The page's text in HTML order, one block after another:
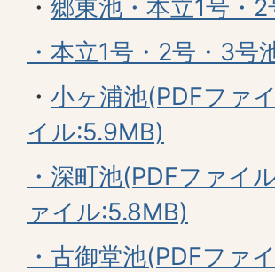
・ 郷東池・本立1号・
・本立1号・2号・3
・ 小ヶ浦池(PDFファ
イル:5.9MB)
・深町池(PDFファイ
ァイル:5.8MB)
・古御堂池(PDFファ